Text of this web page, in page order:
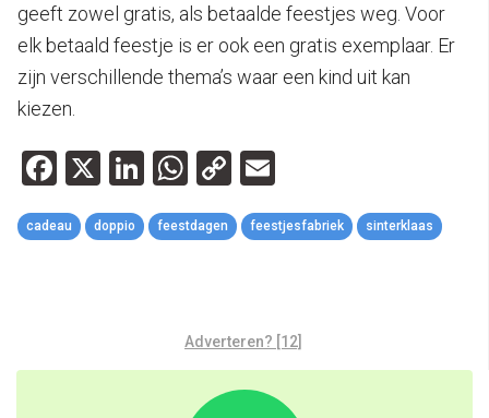
geeft zowel gratis, als betaalde feestjes weg. Voor
elk betaald feestje is er ook een gratis exemplaar. Er
zijn verschillende thema’s waar een kind uit kan
kiezen.
Facebook
X LinkedIn
WhatsApp
Copy
Link
cadeau doppio feestdagen feestjesfabriek sinterklaas
Adverteren? [12]